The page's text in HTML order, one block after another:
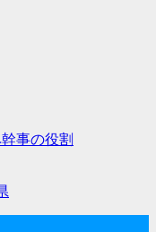
事の役割